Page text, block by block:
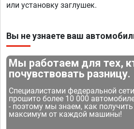
или установку заглушек.
Вы не узнаете ваш
Мы работаем для тех,
почувствовать разницу.
Специалистами федеральной
прошито более 10 000
- поэтому мы знаем, как
максимум от каждой машины!